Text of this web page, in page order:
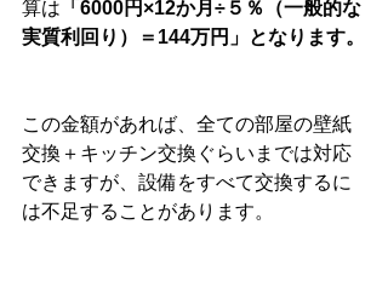
算は 「6000円×12か月÷５％（一般的な
実質利回り）＝144万円」となります。
この金額があれば、全ての部屋の壁紙
交換＋キッチン交換ぐらいまでは対応
できますが、設備をすべて交換するに
は不足することがあります。